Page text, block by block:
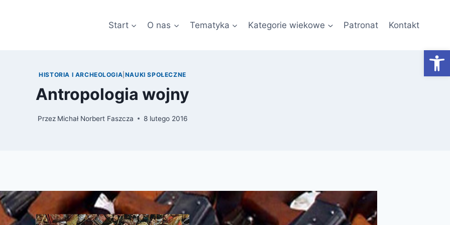
Start O nas Tematyka Kategorie wiekowe Patronat Kontakt
HISTORIA I ARCHEOLOGIA NAUKI SPOŁECZNE
Antropologia wojny
Przez Michał Norbert Faszcza 8 lutego 2016